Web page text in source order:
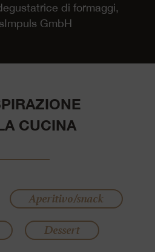
di formaggi,
GmbH
CUCINA
Aperitivo/snack
Dessert